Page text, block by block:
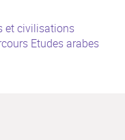
et civilisations
Etudes arabes